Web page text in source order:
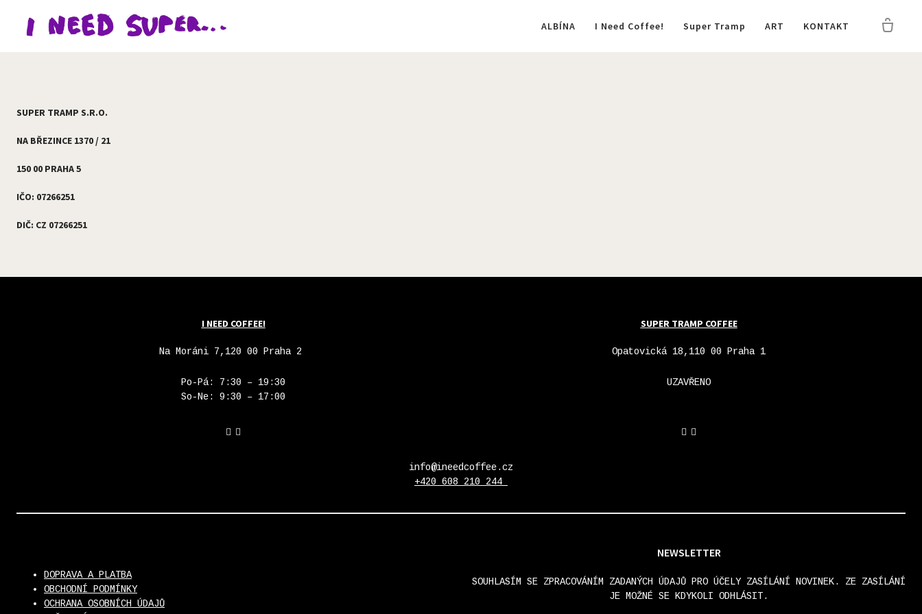
ALBÍNA I Need Coffee! Super Tramp ART KONTAKT
SUPER TRAMP S.R.O.
NA BŘEZINCE 1370 / 21
150 00 PRAHA 5
IČO: 07266251
DIČ: CZ 07266251
I NEED COFFEE!
Na Moráni 7,120 00 Praha 2
Po-Pá: 7:30 – 19:30
So-Ne: 9:30 – 17:00
SUPER TRAMP COFFEE
Opatovická 18,110 00 Praha 1
UZAVŘENO
info@ineedcoffee.cz
+420 608 210 244
DOPRAVA A PLATBA
OBCHODNÍ PODMÍNKY
OCHRANA OSOBNÍCH ÚDAJŮ
NEWSLETTER
SOUHLASÍM SE ZPRACOVÁNÍM ZADANÝCH ÚDAJŮ PRO ÚČELY ZASÍLÁNÍ NOVINEK. ZE ZASÍLÁNÍ
JE MOŽNÉ SE KDYKOLI ODHLÁSIT.